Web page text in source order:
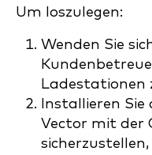
Um loszulegen:
Wenden Sie
Ladestationen
Installieren
Vector mit der